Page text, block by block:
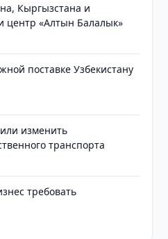
Кыргызстана и
центр «Алтын Балалык»
поставке Узбекистану
изменить
транспорта
требовать